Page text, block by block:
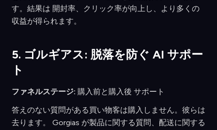
す。結果は 開封率、クリック率が向上し、より多くの
収益が得られます。
5. ゴルギアス: 脱落を防ぐ AI サポー
ト
ファネルステージ: 購入前と購入後 サポート
答えのない質問がある買い物客は購入しません。彼らは
去ります。 Gorgias が製品に関する質問、配送に関する